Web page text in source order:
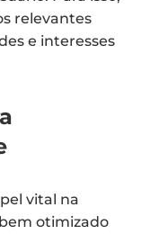
relevantes
e interesses
vital na
otimizado